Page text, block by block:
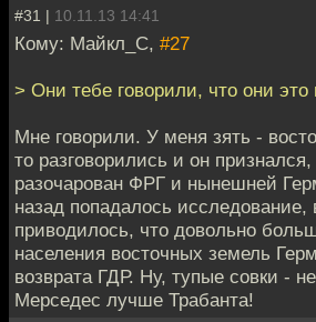
#31 | 10.11.13 14:41
Кому: Майкл_С, #27
> Они тебе говорили, что они это
Мне говорили. У меня зять -
то разговорились и он
разочарован ФРГ и нынешней
назад попадалось исследование,
приводилось, что довольно
населения восточных земель
возврата ГДР. Ну, тупые совки -
Мерседес лучше Трабанта!